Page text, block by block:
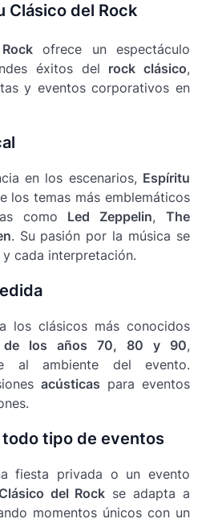
Clásico del Rock
ofrece un espectáculo
éxitos del rock clásico,
y eventos corporativos en
en los escenarios, Espíritu
los temas más emblemáticos
como Led Zeppelin,The
. Su pasión por la música se
cada interpretación.
los clásicos más conocidos
de los años 70, 80 y 90,
al ambiente del evento.
acústicas para eventos
tipo de eventos
fiesta privada o un evento
del Rock se adapta a
momentos únicos con un